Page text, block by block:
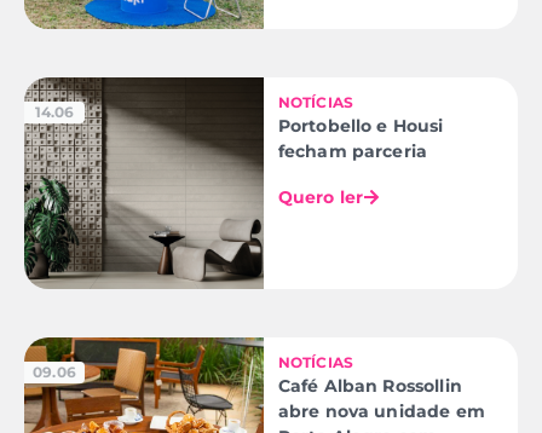
14.06
NOTÍCIAS
Portobello e Housi
fecham parceria
Quero ler
09.06
NOTÍCIAS
Café Alban Rossollin
abre nova unidade em